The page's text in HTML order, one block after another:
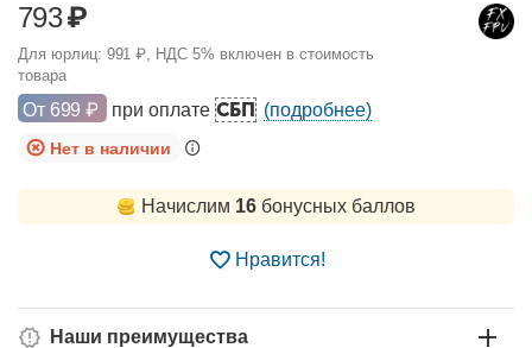
793₽
Для юрлиц: 991 ₽, НДС 5% включен в стоимость
товара
От 699 ₽ при оплатеСБП (подробнее)
Нет в наличии
Начислим 16бонусных баллов
Нравится!
Наши преимущества